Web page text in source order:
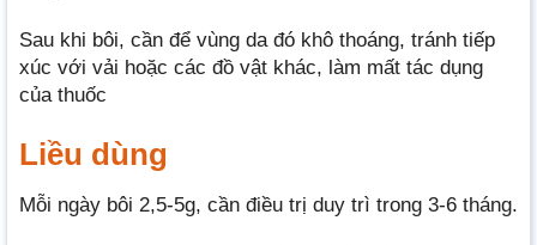
Sau khi bôi, cần để vùng da đó khô thoáng, tránh tiếp
xúc với vải hoặc các đồ vật khác, làm mất tác dụng
của thuốc
Liều dùng
Mỗi ngày bôi 2,5-5g, cần điều trị duy trì trong 3-6 tháng.